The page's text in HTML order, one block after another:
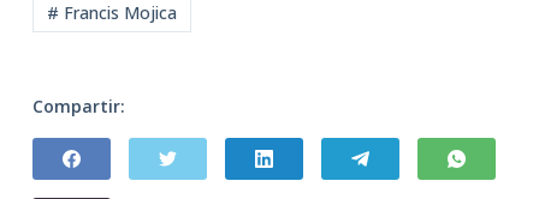
# Francis Mojica
Compartir: